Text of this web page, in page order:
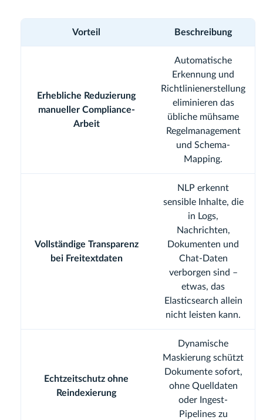
Vorteil Beschreibung
Erhebliche Reduzierung
manueller Compliance-
Arbeit
Automatische
Erkennung und
Richtlinienerstellung
eliminieren das
übliche mühsame
Regelmanagement
und Schema-
Mapping.
Vollständige Transparenz
bei Freitextdaten
NLP erkennt
sensible Inhalte, die
in Logs,
Nachrichten,
Dokumenten und
Chat-Daten
verborgen sind –
etwas, das
Elasticsearch allein
nicht leisten kann.
Echtzeitschutz ohne
Reindexierung
Dynamische
Maskierung schützt
Dokumente sofort,
ohne Quelldaten
oder Ingest-
Pipelines zu